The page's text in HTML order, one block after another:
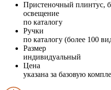
Пристеночный плинтус,
освещение
по каталогу
Ручки
по каталогу (более 100
Размер
индивидуальный
Цена
указана за базовую